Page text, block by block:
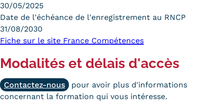
30/05/2025
Date de l'échéance de l'enregistrement au RNCP
31/08/2030
Fiche sur le site France Compétences
Modalités et délais d'accès
Contactez-nous
pour avoir plus d'informations
concernant la formation qui vous intéresse.